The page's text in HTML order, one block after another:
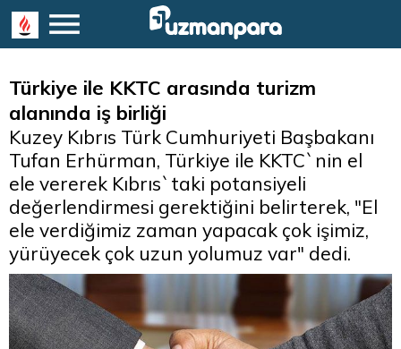
Türkiye ile KKTC arasında turizm
alanında iş birliği
Kuzey Kıbrıs Türk Cumhuriyeti Başbakanı
Tufan Erhürman, Türkiye ile KKTC`nin el
ele vererek Kıbrıs`taki potansiyeli
değerlendirmesi gerektiğini belirterek, "El
ele verdiğimiz zaman yapacak çok işimiz,
yürüyecek çok uzun yolumuz var" dedi.